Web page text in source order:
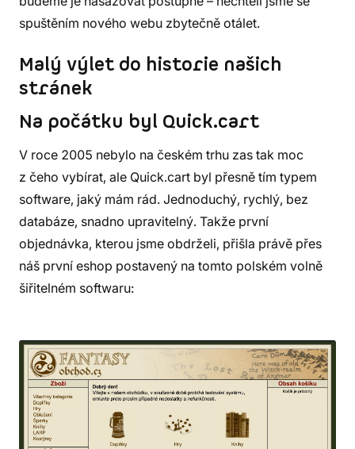
spuštěním nového webu zbytečně otálet.
Malý výlet do historie našich
stránek
Na počátku byl Quick.cart
V roce 2005 nebylo na českém trhu zas tak moc
z čeho vybírat, ale Quick.cart byl přesně tím typem
software, jaký mám rád. Jednoduchý, rychlý, bez
databáze, snadno upravitelný. Takže první
objednávka, kterou jsme obdrželi, přišla právě přes
náš první eshop postavený na tomto polském volně
šiřitelném softwaru: